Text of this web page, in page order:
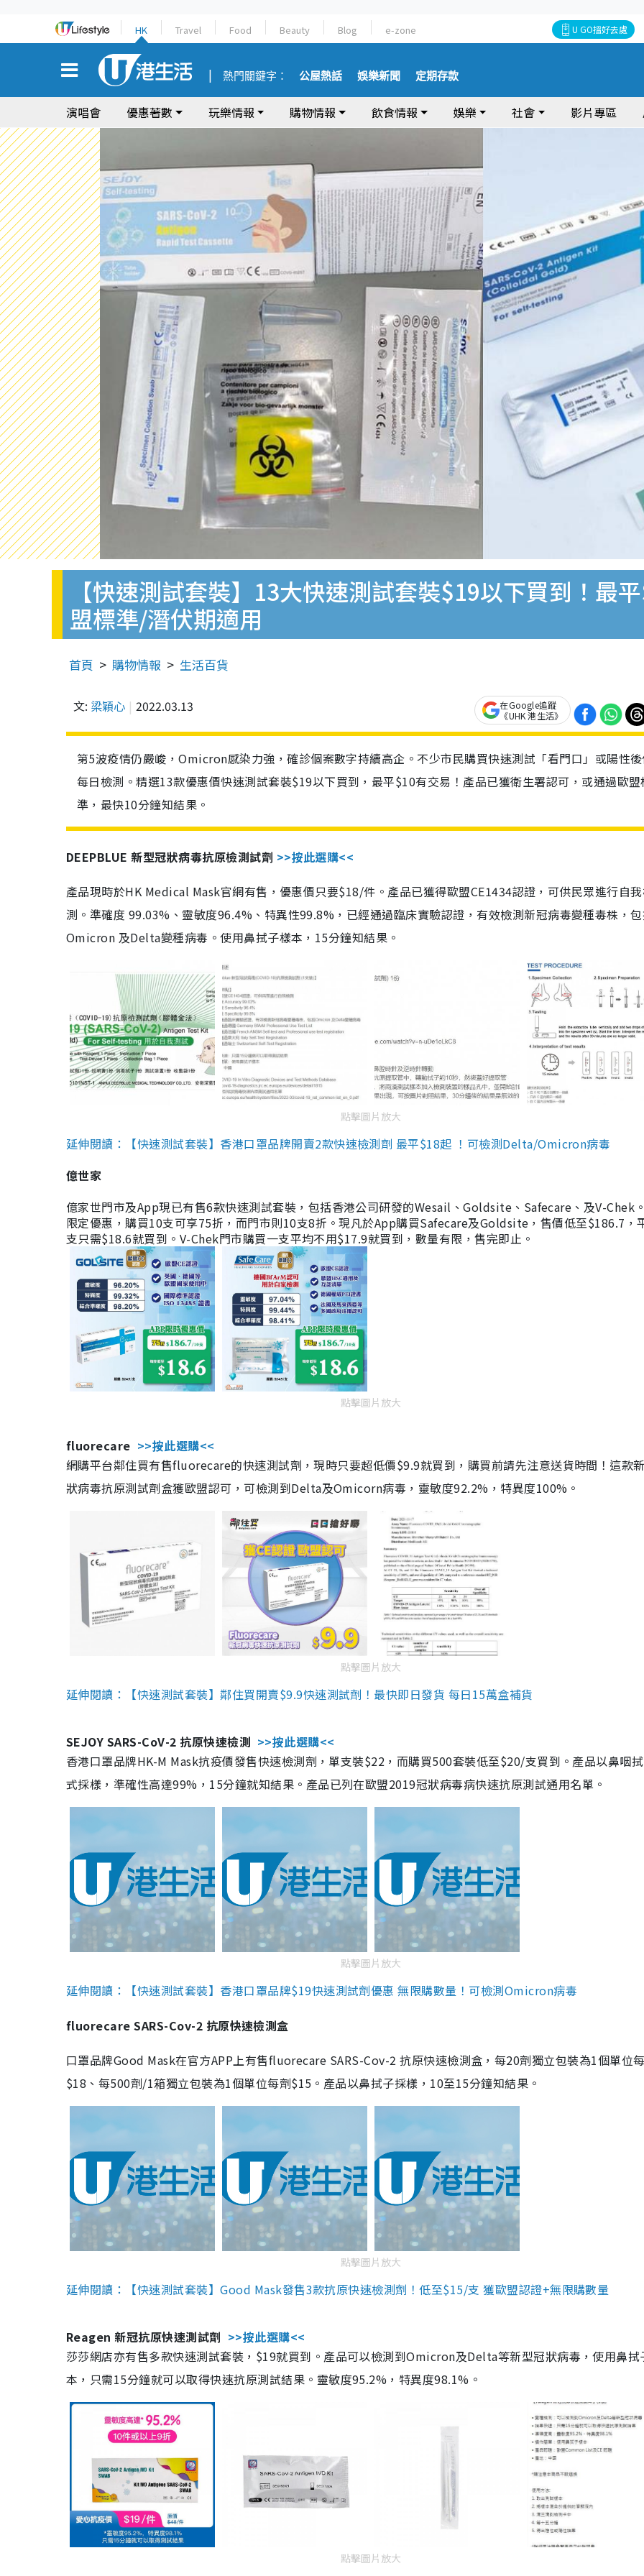
HK Travel Food Beauty Blog e-zone U GO搵好去處
熱門關鍵字： 公屋熱話 娛樂新聞 定期存款
演唱會 優惠著數 玩樂情報 購物情報 飲食情報 娛樂 社會 影片專區
【快速測試套裝】13大快速測試套裝$19以下買到！最
盟標準/潛伏期適用
首頁 購物情報 生活百貨
文: 梁穎心 2022.03.13
在Google追蹤
《UHK 港生活》
第5波疫情仍嚴峻，Omicron感染力強，確診個案數字持續高企。不少市民購買快速測試「看門口」或陽性
每日檢測。精選13款優惠價快速測試套裝$19以下買到，最平$10有交易！產品已獲衛生署認可，或通過歐盟
準，最快10分鐘知結果。
DEEPBLUE 新型冠狀病毒抗原檢測試劑 >>按此選購<<
產品現時於HK Medical Mask官網有售，優惠價只要$18/件。產品已獲得歐盟CE1434認證，可供民眾進行自
測。準確度 99.03%、靈敏度96.4%、特異性99.8%，已經通過臨床實驗認證，有效檢測新冠病毒變種毒株，
Omicron 及Delta變種病毒。使用鼻拭子樣本，15分鐘知結果。
點擊圖片放大
延伸閱讀：【快速測試套裝】香港口罩品牌開賣2款快速檢測劑 最平$18起 ！可檢測Delta/Omicron病毒
億世家
億家世門市及App現已有售6款快速測試套裝，包括香港公司研發的Wesail、Goldsite、Safecare、及V-Chek
限定優惠，購買10支可享75折，而門市則10支8折。現凡於App購買Safecare及Goldsite，售價低至$186.7，
支只需$18.6就買到。V-Chek門市購買一支平均不用$17.9就買到，數量有限，售完即止。
點擊圖片放大
fluorecare >>按此選購<<
網購平台鄰住買有售fluorecare的快速測試劑，現時只要超低價$9.9就買到，購買前請先注意送貨時間！這款
狀病毒抗原測試劑盒獲歐盟認可，可檢測到Delta及Omicorn病毒，靈敏度92.2%，特異度100%。
點擊圖片放大
延伸閱讀：【快速測試套裝】鄰住買開賣$9.9快速測試劑！最快即日發貨 每日15萬盒補貨
SEJOY SARS-CoV-2 抗原快速檢測 >>按此選購<<
香港口罩品牌HK-M Mask抗疫價發售快速檢測劑，單支裝$22，而購買500套裝低至$20/支買到。產品以鼻咽
式採樣，準確性高達99%，15分鐘就知結果。產品已列在歐盟2019冠狀病毒病快速抗原測試通用名單。
點擊圖片放大
延伸閱讀：【快速測試套裝】香港口罩品牌$19快速測試劑優惠 無限購數量！可檢測Omicron病毒
fluorecare SARS-Cov-2 抗原快速檢測盒
口罩品牌Good Mask在官方APP上有售fluorecare SARS-Cov-2 抗原快速檢測盒，每20劑獨立包裝為1個單位
$18、每500劑/1箱獨立包裝為1個單位每劑$15。產品以鼻拭子採樣，10至15分鐘知結果。
點擊圖片放大
延伸閱讀：【快速測試套裝】Good Mask發售3款抗原快速檢測劑！低至$15/支 獲歐盟認證+無限購數量
Reagen 新冠抗原快速測試劑 >>按此選購<<
莎莎網店亦有售多款快速測試套裝，$19就買到。產品可以檢測到Omicron及Delta等新型冠狀病毒，使用鼻拭
本，只需15分鐘就可以取得快速抗原測試結果。靈敏度95.2%，特異度98.1%。
點擊圖片放大